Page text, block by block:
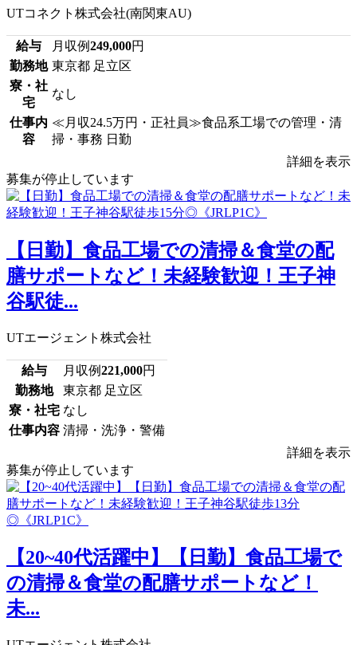
UTコネクト株式会社(南関東AU)
給与 月収例249,000円
勤務地 東京都 足立区
寮・社
宅
なし
仕事内
容
≪月収24.5万円・正社員≫食品系工場での管理・清
掃・事務 日勤
詳細を表示
募集が停止しています
【日勤】食品工場での清掃＆食堂の配
膳サポートなど！未経験歓迎！王子神
谷駅徒...
UTエージェント株式会社
給与 月収例221,000円
勤務地
東京都 足立区
寮・社宅 なし
仕事内容 清掃・洗浄・警備
詳細を表示
募集が停止しています
【20~40代活躍中】【日勤】食品工場で
の清掃＆食堂の配膳サポートなど！
未...